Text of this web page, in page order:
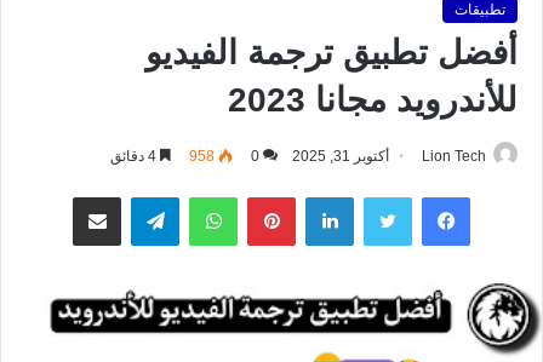
تطبيقات
أفضل تطبيق ترجمة الفيديو
للأندرويد مجانا 2023
Lion Tech أكتوبر 31, 2025 0
958
فيسبوك تويتر لينكدإن بينتيريستواتساب تيلقرام مشاركة عبر البريد